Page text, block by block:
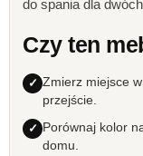
do spania dla
Czy ten
Zmierz miejsce
przejście.
Porównaj kolor
domu.